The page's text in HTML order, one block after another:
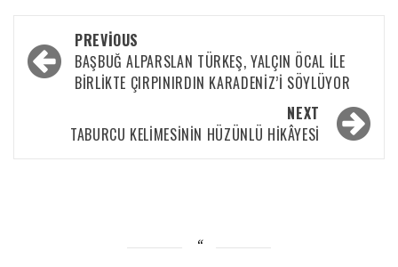
PREVIOUS
BAŞBUĞ ALPARSLAN TÜRKEŞ, YALÇIN ÖCAL ILE
BIRLIKTE ÇIRPINIRDIN KARADENIZ’I SÖYLÜYOR
NEXT
TABURCU KELİMESİNİN HÜZÜNLÜ HİKÂYESİ